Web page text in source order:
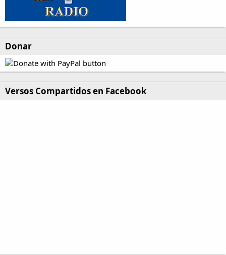
Donar
Versos Compartidos en Facebook